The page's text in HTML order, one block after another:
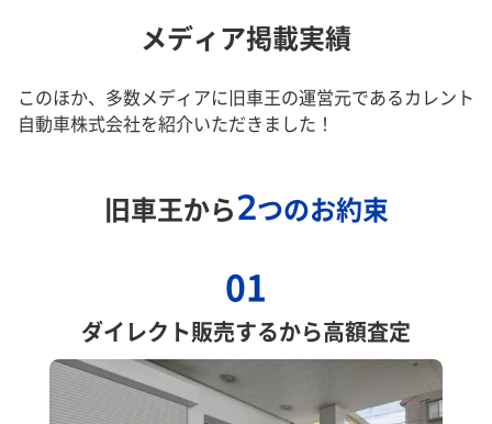
メディア掲載実績
このほか、多数メディアに旧車王の運営元であるカレント
自動車株式会社を紹介いただきました！
旧車王から2つのお約束
01
ダイレクト販売するから高額査定